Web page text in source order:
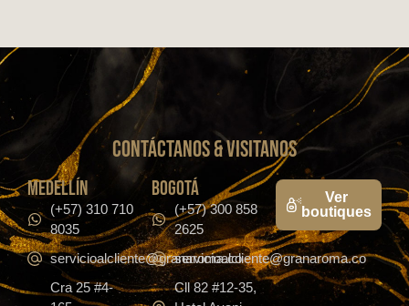
CONTáCTanos & VISITANOS
medellín
(+57) 310 710
8035
servicioalcliente@granaroma.co
Cra 25 #4-
bogotá
(+57) 300 858
2625
servicioalcliente@granaroma.co
Cll 82 #12-35,
Ver
boutiques